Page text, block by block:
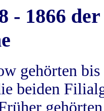
- 1866
gehörten
beiden